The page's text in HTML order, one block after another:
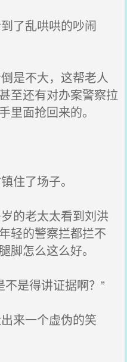
了乱哄哄的吵闹
是不大，这帮老人
至还有对办案警察拉
里面抢回来的。
住了场子。
的老太太看到刘洪
轻的警察拦都拦不
脚怎么这么好。
是得讲证据啊？”
来一个虚伪的笑